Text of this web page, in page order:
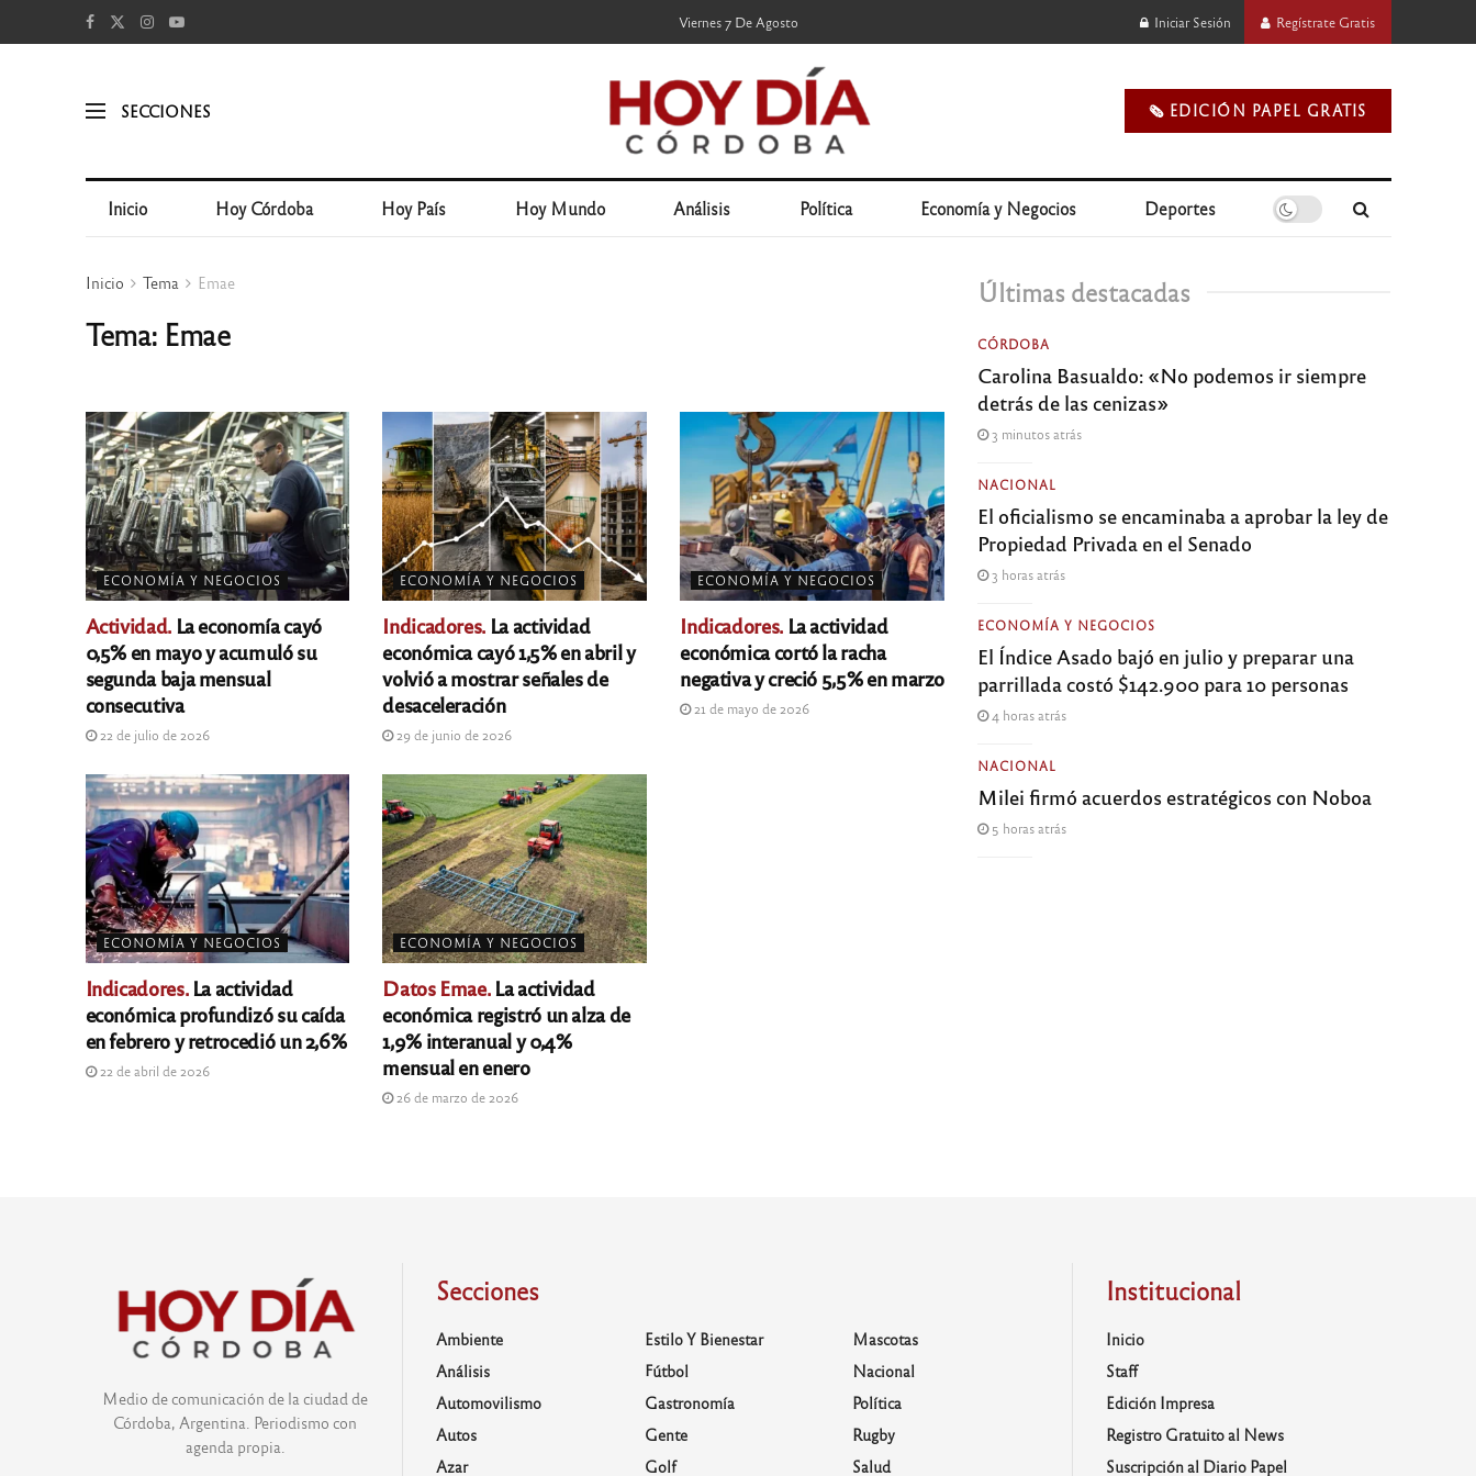
Viernes 7 De Agosto Iniciar Sesión Regístrate Gratis
SECCIONES 🗞️ EDICIÓN PAPEL GRATIS
Inicio Hoy Córdoba Hoy País Hoy Mundo Análisis Política Economía y Negocios Deportes
Inicio Tema Emae
Tema: Emae
ECONOMÍA Y NEGOCIOS
Actividad.La economía cayó
0,5% en mayo y acumuló su
segunda baja mensual
consecutiva
22 de julio de 2026
ECONOMÍA Y NEGOCIOS
Indicadores. La actividad
económica cayó 1,5% en abril y
volvió a mostrar señales de
desaceleración
29 de junio de 2026
ECONOMÍA Y NEGOCIOS
Indicadores.La actividad
económica cortó la racha
negativa y creció 5,5% en marzo
21 de mayo de 2026
ECONOMÍA Y NEGOCIOS
Indicadores.La actividad
económica profundizó su caída
en febrero y retrocedió un 2,6%
22 de abril de 2026
ECONOMÍA Y NEGOCIOS
Datos Emae.La actividad
económica registró un alza de
1,9% interanual y 0,4%
mensual en enero
26 de marzo de 2026
Últimas destacadas
CÓRDOBA
Carolina Basualdo: «No podemos ir siempre
detrás de las cenizas»
3 minutos atrás
NACIONAL
El oficialismo se encaminaba a aprobar la ley de
Propiedad Privada en el Senado
3 horas atrás
ECONOMÍA Y NEGOCIOS
El Índice Asado bajó en julio y preparar una
parrillada costó $142.900 para 10 personas
4 horas atrás
NACIONAL
Milei firmó acuerdos estratégicos con Noboa
5 horas atrás
Medio de comunicación de la ciudad de
Córdoba, Argentina. Periodismo con
agenda propia.
Secciones
Ambiente
Análisis
Automovilismo
Autos
Azar
Estilo Y Bienestar
Fútbol
Gastronomía
Gente
Golf
Mascotas
Nacional
Política
Rugby
Salud
Institucional
Inicio
Staff
Edición Impresa
Registro Gratuito al News
Suscripción al Diario Papel